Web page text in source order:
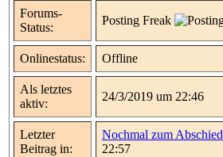
Forums-
Status:
Posting Freak
Onlinestatus: Offline
Als letztes
aktiv:
24/3/2019 um 22:46
Letzter
Beitrag in:
Nochmal zum Abschied
22:57